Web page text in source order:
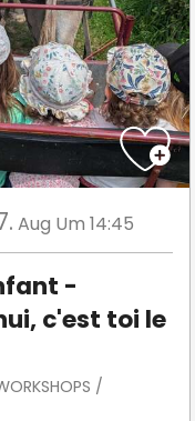
Aug Um 14:45
-
c'est toi le
/